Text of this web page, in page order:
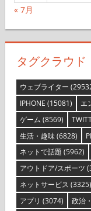
« 7月
タグクラウド
ウェブライター
IPHONE (15081) エ
ゲーム (8569)
生活・趣味(6828)
ネットで話題 (5962)
アウトドア/スポーツ
ネットサービス (3325)
アプリ (3074) 政治